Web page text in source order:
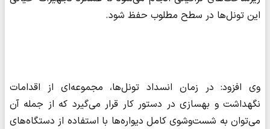
این تونل‌ها در سطح مطلوب حفظ شود.
وی افزود: در زمان انسداد تونل‌ها، مجموعه‌ای از اقدامات
نگهداشت و بهسازی در دستور کار قرار می‌گیرد که از جمله آن
می‌توان به شست‌وشوی کامل دیواره‌ها با استفاده از دستگاه‌های